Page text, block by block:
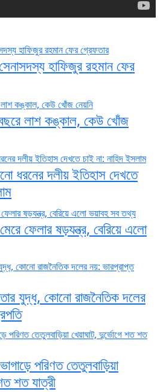
হাফিজুর রহমান ফের
লাশ কঙ্কাল, কেউ খোঁজ
ধরনের দলীয় ইতিহাস দেখতে
ফেলার ষড়যন্ত্র, বেরিয়ে এলো
যুদ্ধ, কোনো রাজনৈতিক দলের
পরিণত তেতুলবাড়িয়া
শত যাত্রী